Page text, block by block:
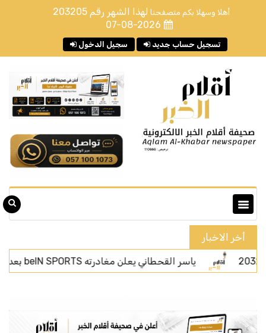
أهلا وسهلا بكم متصفحنا لهذا الشهر رقم 203205
07-08-2026
سجيل الدخول تسجيل حساب جديد
أخر الاخبار
ياسر القحطاني يعلن مغادرته beIN SPORTS بعد أربعة أعوام من الحضور الإعلامي